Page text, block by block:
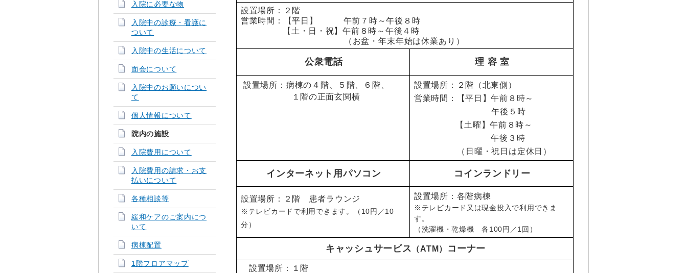
設置場所：２階
営業時間：【平日】 午前７時～午後８ 時
【土・日・祝】午前８時～ 午後４時
（お盆・年末年始は休業あり）
公衆電話 理 容 室
設置場所：病棟の４階、５階、６階、
１階の正面玄関横
設置場所：２階（北東側）
営業時間：【平日】午前８時～
午後５時
【土曜】午前８時～
午後３時
（日曜・祝日は定休日）
インターネット用パソコン コインランドリー
設置場所：２階 患者ラウンジ
※テレビカードで利用できます。（10円／10
分）
設置場所：各階病棟
※テレビカード又は現金投入で利用できま
す。
（洗濯機・乾燥機 各100円／1回）
キャッシュサービス （ATM） コーナー
設置場所：１階
入院に必要な物
入院中の診療・看護に
ついて
入院中の生活について
面会について
入院中のお願いについ
て
個人情報について
院内の施設
入院費用について
入院費用の請求・お支
払いについて
各種相談等
緩和ケアのご案内につ
いて
病棟配置
1階フロアマップ